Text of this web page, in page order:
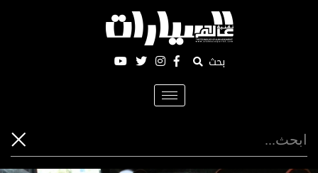
بحث
Toggle
navigation